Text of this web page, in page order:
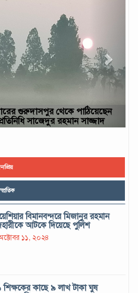
উপজেলার পারইল গ্রাম থেকে
ইউসুফ, নওগাঁ
বিমানবন্দরে মিজানুর রহমান
আটকে দিয়েছে পুলিশ
১১, ২০২৪
শিক্ষকের কাছে ৯ লাখ টাকা ঘুষ